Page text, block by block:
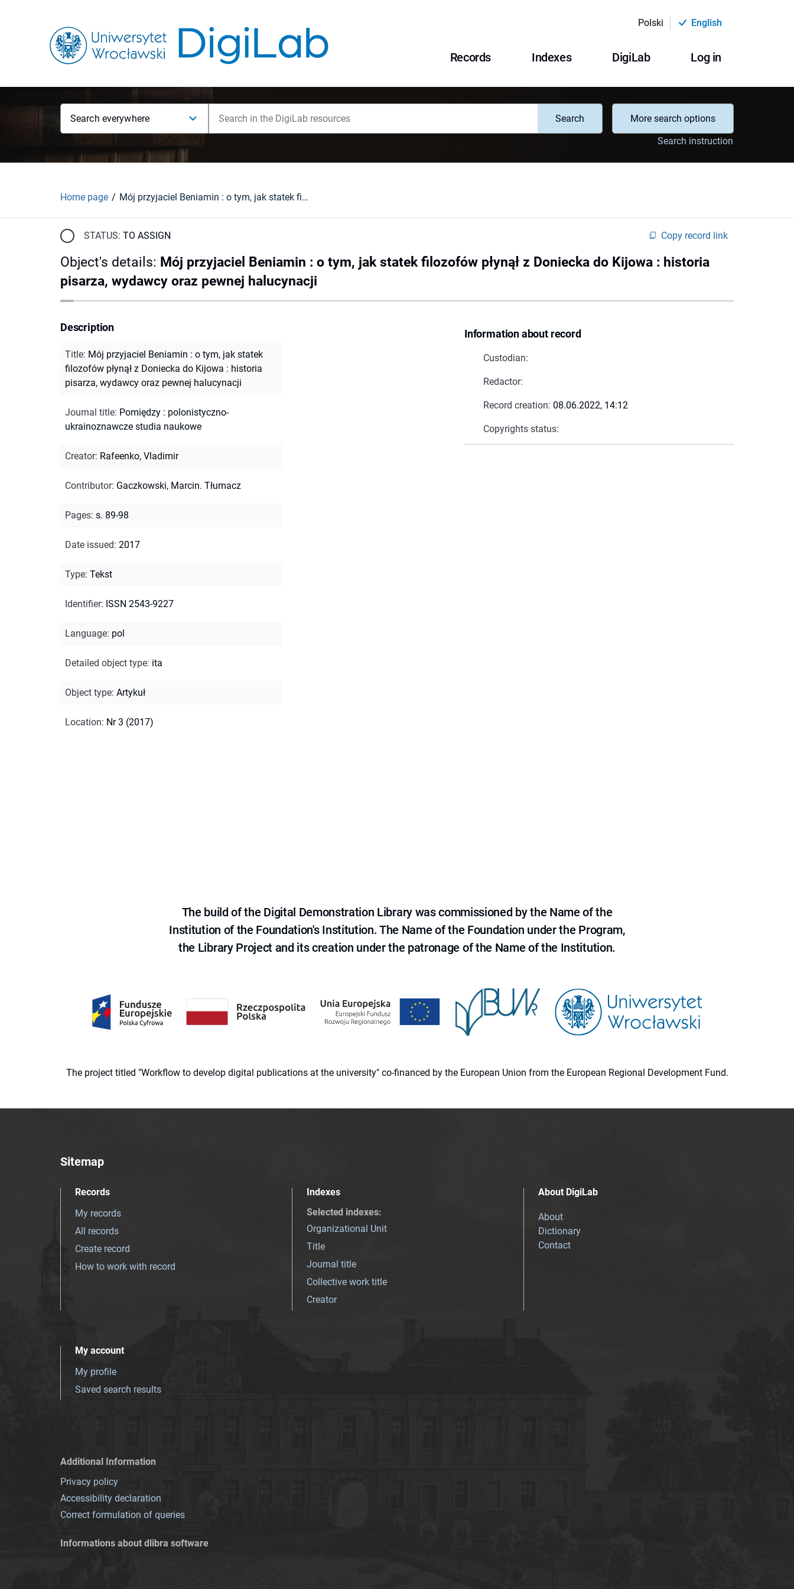
Polski English
Records Indexes DigiLab Log in
Search everywhere Search
More search options
Search instruction
Home page Mój przyjaciel Beniamin : o tym, jak statek filozofów płynął z Doniecka do Kijowa : historia pisarza, wydawcy oraz pewnej halucynacji
STATUS: TO ASSIGN Copy record link
Object's details: Mój przyjaciel Beniamin : o tym, jak statek filozofów płynął z Doniecka do Kijowa : historia
pisarza, wydawcy oraz pewnej halucynacji
Information about record
Custodian:
Redactor:
Record creation: 08.06.2022, 14:12
Copyrights status:
Description
Title: Mój przyjaciel Beniamin : o tym, jak statek
filozofów płynął z Doniecka do Kijowa : historia
pisarza, wydawcy oraz pewnej halucynacji
Journal title: Pomiędzy : polonistyczno-
ukrainoznawcze studia naukowe
Creator: Rafeenko, Vladimir
Contributor: Gaczkowski, Marcin. Tłumacz
Pages: s. 89-98
Date issued: 2017
Type: Tekst
Identifier: ISSN 2543-9227
Language: pol
Detailed object type: ita
Object type: Artykuł
Location: Nr 3 (2017)
The build of the Digital Demonstration Library was commissioned by the Name of the
Institution of the Foundation's Institution. The Name of the Foundation under the Program,
the Library Project and its creation under the patronage of the Name of the Institution.
The project titled "Workflow to develop digital publications at the university" co-financed by the European Union from the European Regional Development Fund.
Sitemap
Records
My records
All records
Create record
How to work with record
Indexes
Selected indexes:
Organizational Unit
Title
Journal title
Collective work title
Creator
About DigiLab
About
Dictionary
Contact
My account
My profile
Saved search results
Additional Information
Privacy policy
Accessibility declaration
Correct formulation of queries
Informations about dlibra software